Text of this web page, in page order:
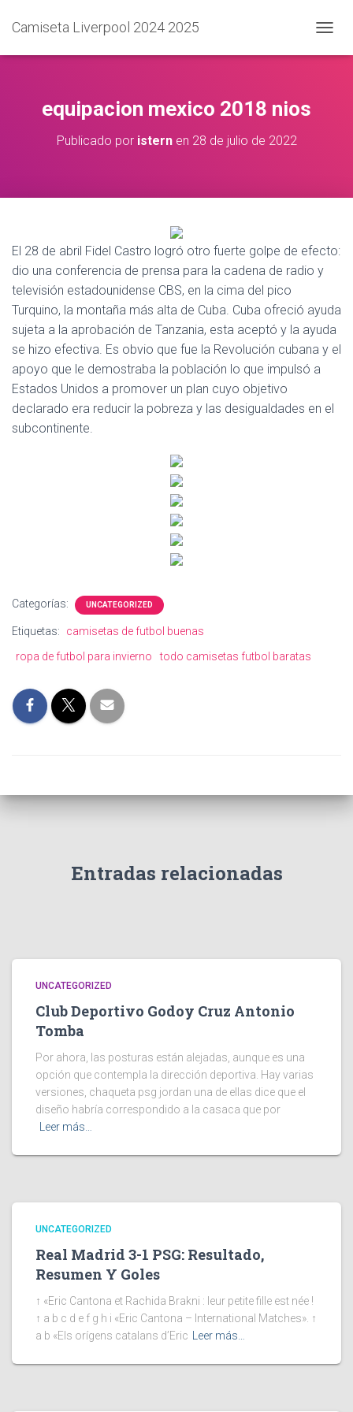
Camiseta Liverpool 2024 2025
A
A
A
C
Ó
equipacion mexico 2018 nios
Publicado por isternen 28 de julio de 2022
El 28 de abril Fidel Castro logró otro fuerte golpe de efecto:
dio una conferencia de prensa para la cadena de radio y
televisión estadounidense CBS, en la cima del pico
Turquino, la montaña más alta de Cuba. Cuba ofreció ayuda
sujeta a la aprobación de Tanzania, esta aceptó y la ayuda
se hizo efectiva. Es obvio que fue la Revolución cubana y el
apoyo que le demostraba la población lo que impulsó a
Estados Unidos a promover un plan cuyo objetivo
declarado era reducir la pobreza y las desigualdades en el
subcontinente.
Categorías: UNCATEGORIZED
Etiquetas:
camisetas de futbol buenas
ropa de futbol para invierno
todo camisetas futbol baratas
Entradas relacionadas
UNCATEGORIZED
Club Deportivo Godoy Cruz Antonio
Tomba
Por ahora, las posturas están alejadas, aunque es una
opción que contempla la dirección deportiva. Hay varias
versiones, chaqueta psg jordan una de ellas dice que el
diseño habría correspondido a la casaca que por
Leer más…
UNCATEGORIZED
Real Madrid 3-1 PSG: Resultado,
Resumen Y Goles
↑ «Eric Cantona et Rachida Brakni : leur petite fille est née !
↑ a b c d e f g h i «Eric Cantona – International Matches». ↑
a b «Els orígens catalans d’Eric
Leer más…